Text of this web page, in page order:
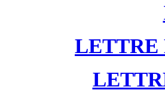
LETTRE